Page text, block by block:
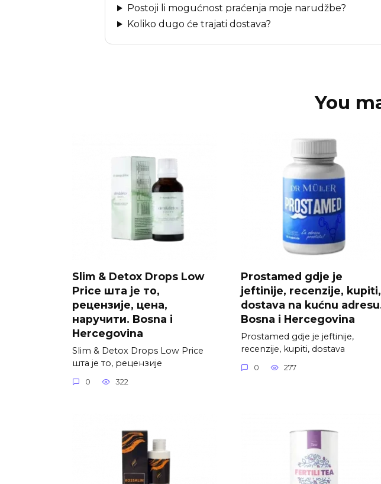
Postoji li mogućnost praćenja moje narudžbe?
Koliko dugo će trajati dostava?
You
Slim & Detox Drops Low
Price шта је то,
рецензије, цена,
наручити. Bosna i
Hercegovina
Slim & Detox Drops Low Price
шта је то, рецензије
0 322
Prostamed gdje je
jeftinije, recenzije, kupiti,
dostava na kućnu
Bosna i Hercegovina
Prostamed gdje je jeftinije,
recenzije, kupiti, dostava
0 277